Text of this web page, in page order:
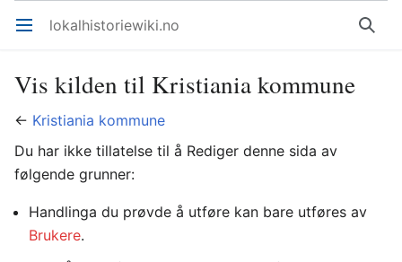
Åpne hovedmenyen lokalhistoriewiki.no Søk
Vis kilden til Kristiania kommune
← Kristiania kommune
Du har ikke tillatelse til å Rediger denne sida av
følgende grunner:
Handlinga du prøvde å utføre kan bare utføres av
Brukere.